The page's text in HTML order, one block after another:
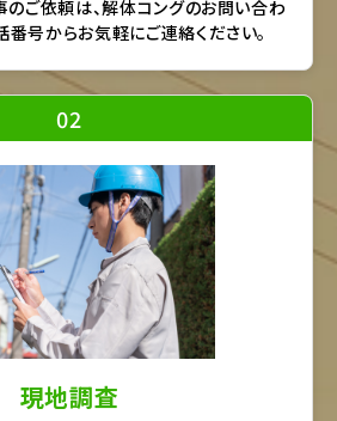
ご依頼は、解体コングのお問い合わ
番号からお気軽にご連絡ください。
02
現地調査